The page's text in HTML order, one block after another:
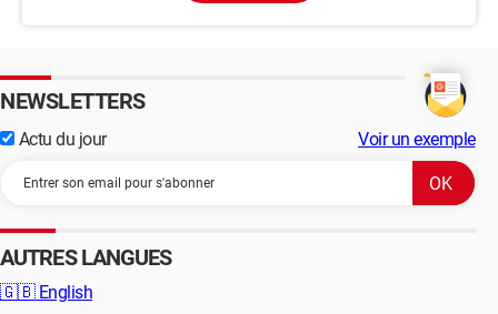
NEWSLETTERS
Actu du jour Voir un exemple
AUTRES LANGUES
🇬🇧 English